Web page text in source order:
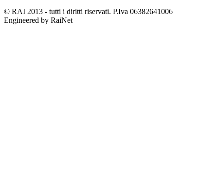
© RAI 2013 - tutti i diritti riservati. P.Iva 06382641006
Engineered by RaiNet